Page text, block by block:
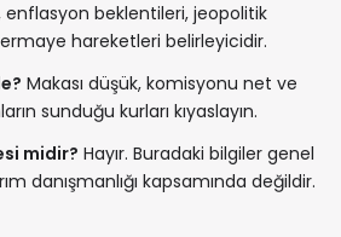
enflasyon beklentileri, jeopolitik
hareketleri belirleyicidir.
Makası düşük, komisyonu net ve
sunduğu kurları kıyaslayın.
midir? Hayır. Buradaki bilgiler genel
danışmanlığı kapsamında değildir.